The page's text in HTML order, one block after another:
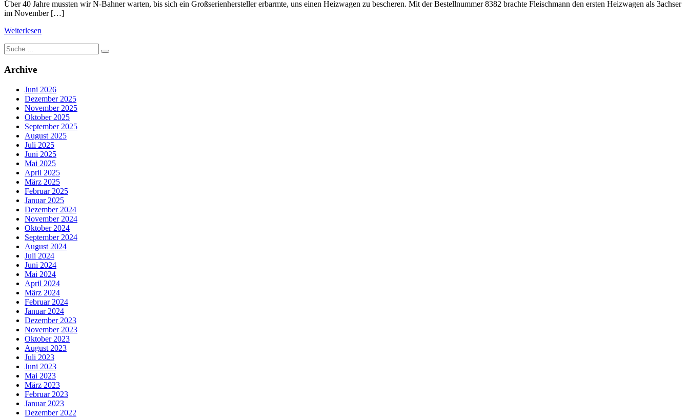
Über 40 Jahre mussten wir N-Bahner warten, bis sich ein Großserienhersteller erbarmte, uns einen Heizwagen zu bescheren. Mit der Bestellnummer 8382 brachte Fleischmann den ersten Heizwagen als 3achser
im November […]
Weiterlesen
Suche
nach:
Archive
Juni 2026
Dezember 2025
November 2025
Oktober 2025
September 2025
August 2025
Juli 2025
Juni 2025
Mai 2025
April 2025
März 2025
Februar 2025
Januar 2025
Dezember 2024
November 2024
Oktober 2024
September 2024
August 2024
Juli 2024
Juni 2024
Mai 2024
April 2024
März 2024
Februar 2024
Januar 2024
Dezember 2023
November 2023
Oktober 2023
August 2023
Juli 2023
Juni 2023
Mai 2023
März 2023
Februar 2023
Januar 2023
Dezember 2022